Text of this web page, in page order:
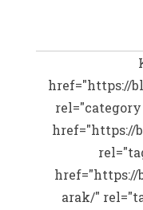
href="https://
rel="category
href="https://
href="https://
arak/"